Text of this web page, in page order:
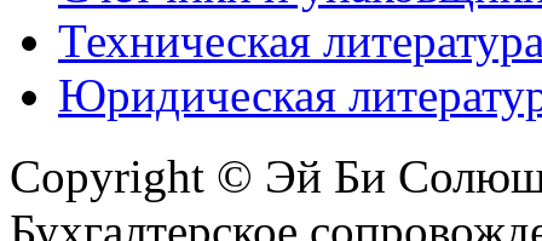
Техническая
Юридическая
Copyright © Эй Би